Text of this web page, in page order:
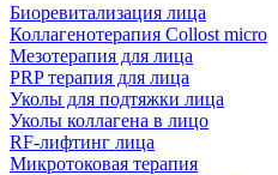
Биоревитализация лица
Коллагенотерапия Collost micro
Мезотерапия для лица
PRP терапия для лица
Уколы для подтяжки лица
Уколы коллагена в лицо
RF-лифтинг лица
Микротоковая терапия